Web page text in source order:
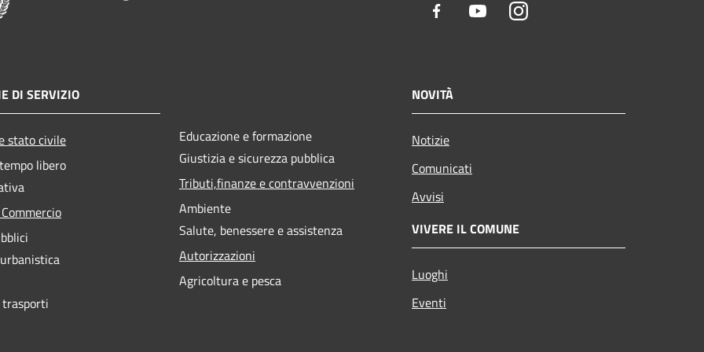
Facebook YoutubeInstagram
DI SERVIZIO
stato civile
libero
Educazione e formazione
Giustizia e sicurezza pubblica
Tributi,finanze e contravvenzioni
Ambiente
Salute, benessere e assistenza
Autorizzazioni
Agricoltura e pesca
NOVITÀ
Notizie
Comunicati
Avvisi
VIVERE IL COMUNE
Luoghi
Eventi